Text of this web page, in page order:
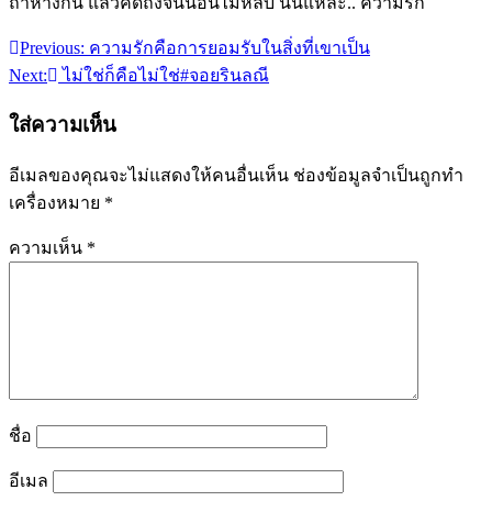
แนะแนว
Previous: ความรักคือการยอมรับในสิ่งที่เขาเป็น
Next:
ไม่ใช่ก็คือไม่ใช่#จอยรินลณี
ใส่ความเห็น
อีเมลของคุณจะไม่แสดงให้คนอื่นเห็น ช่องข้อมูลจำเป็นถูกทำ
เครื่องหมาย *
ความเห็น *
ชื่อ
อีเมล